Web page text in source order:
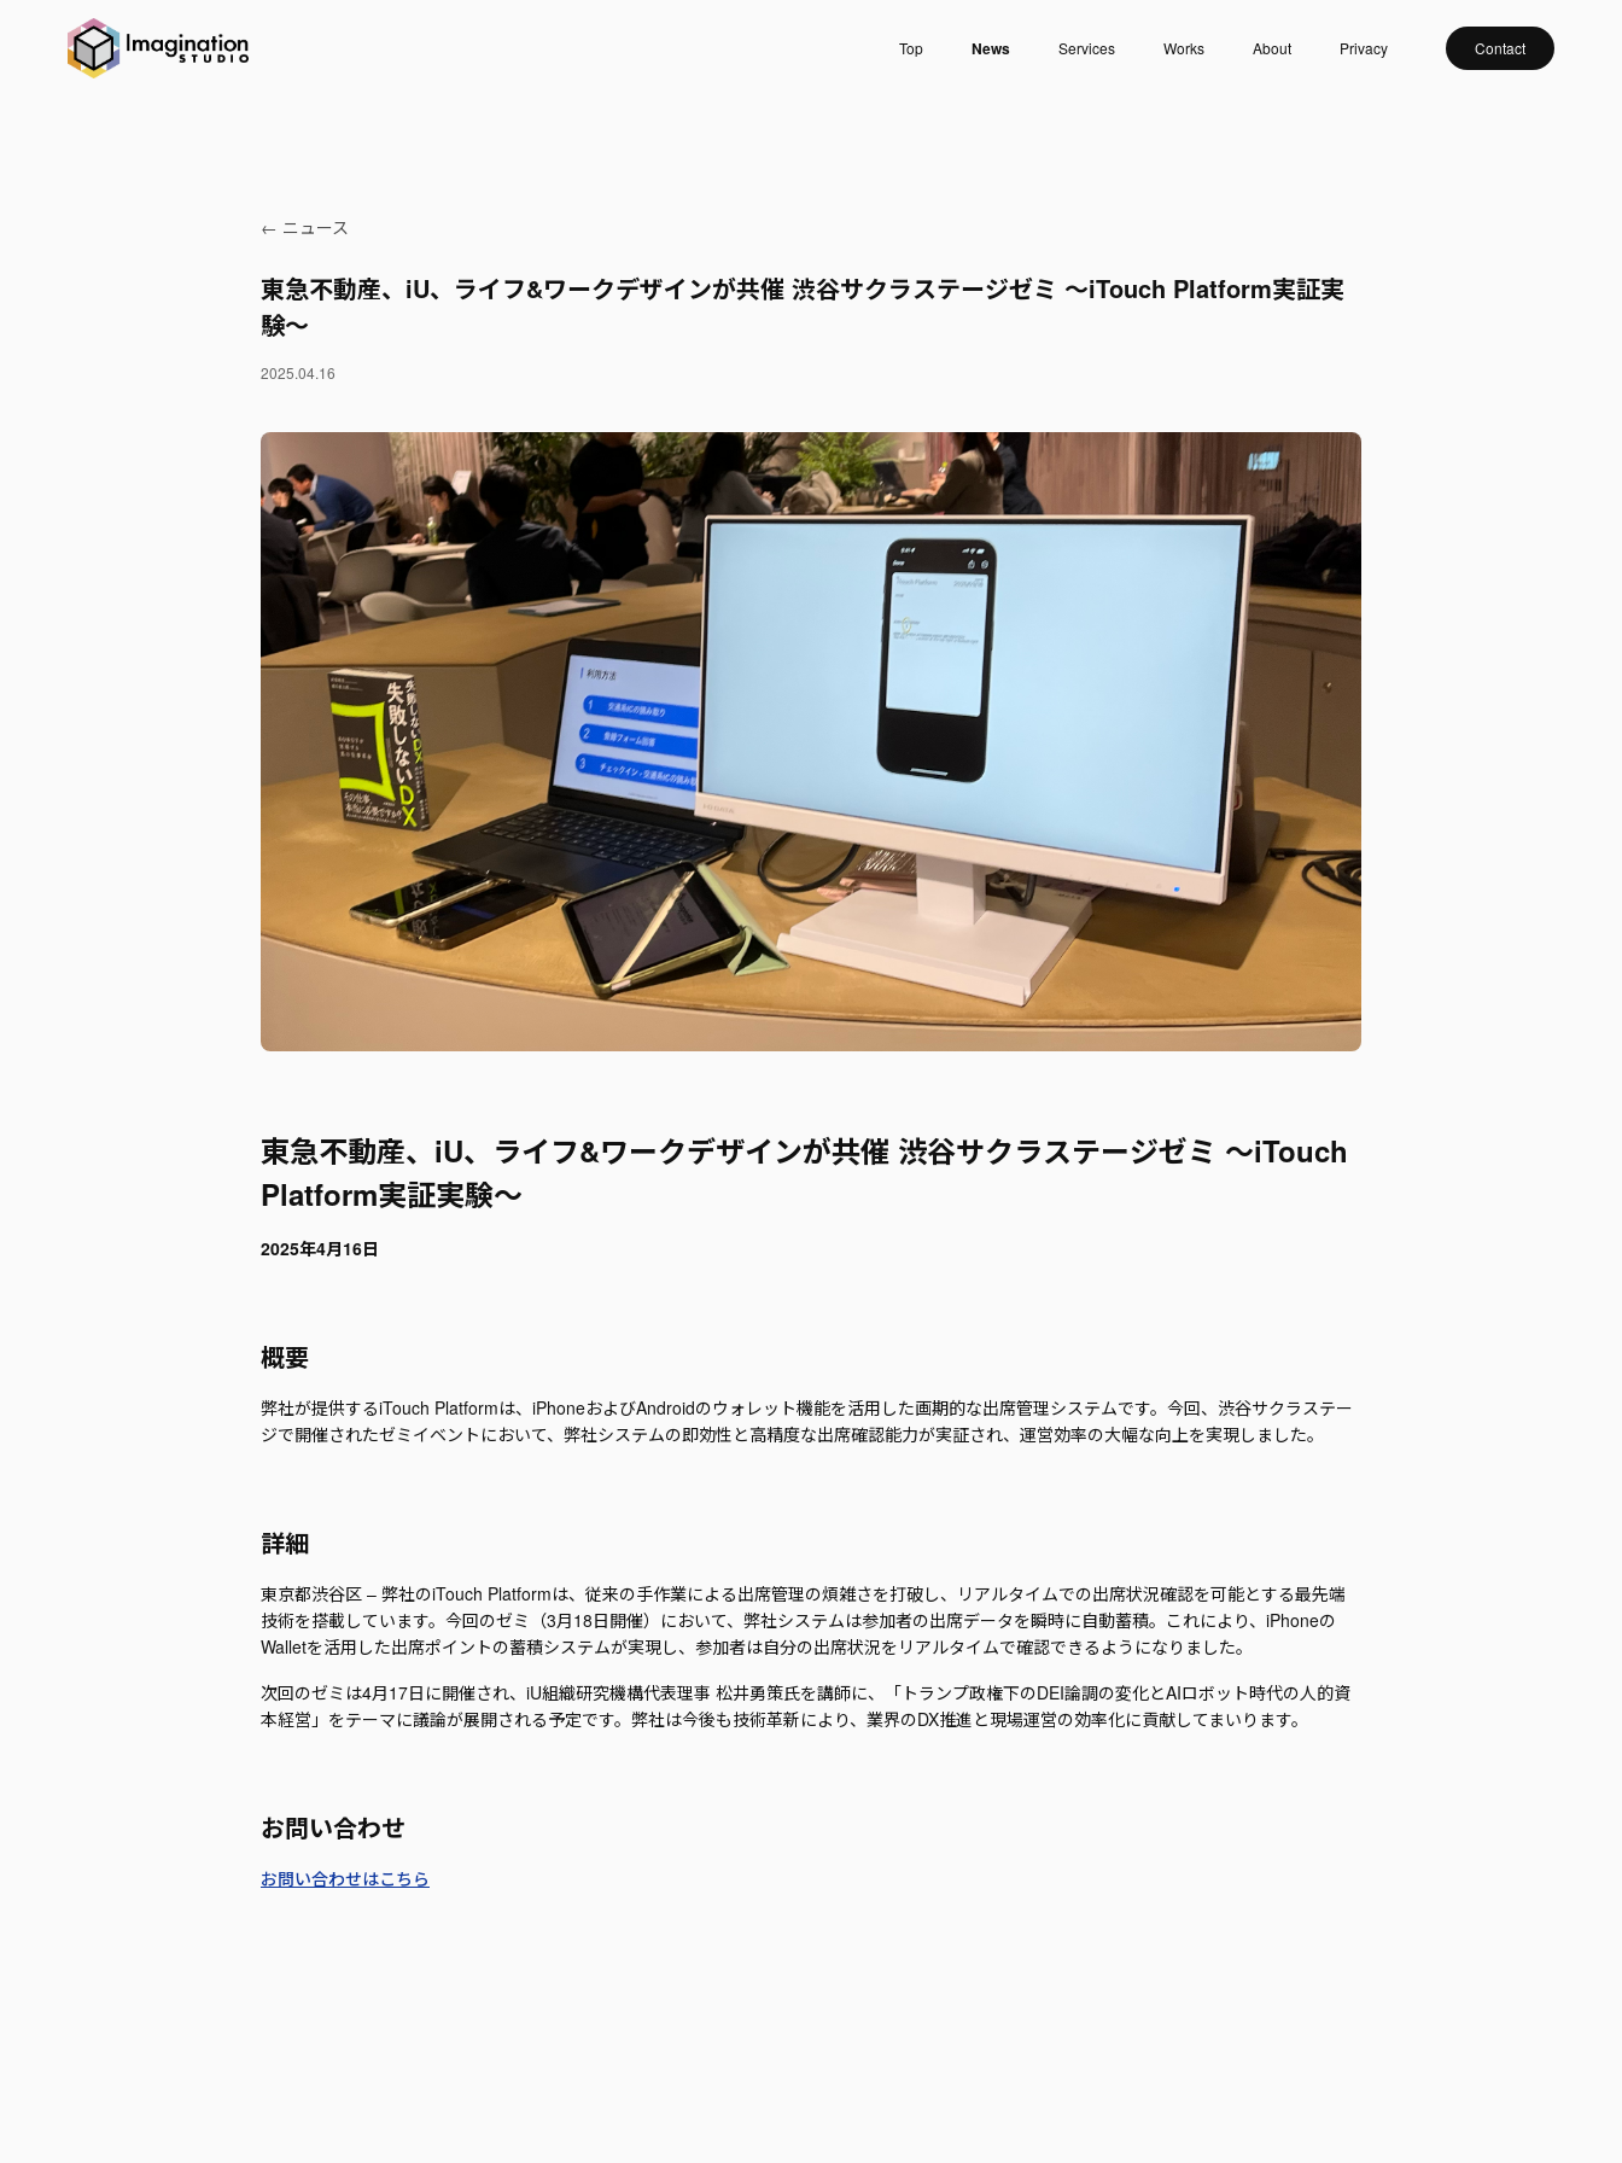
Top News Services Works About Privacy Contact
← ニュース
東急不動産、iU、ライフ&ワークデザインが共催 渋谷サクラステージゼミ ～iTouch Platform実証実
験～
2025.04.16
東急不動産、iU、ライフ&ワークデザインが共催 渋谷サクラステージゼミ ～iTouch
Platform実証実験～
2025年4月16日
概要
弊社が提供するiTouch Platformは、iPhoneおよびAndroidのウォレット機能を活用した画期的な出席管理システムです。今回、渋谷サクラステー
ジで開催されたゼミイベントにおいて、弊社システムの即効性と高精度な出席確認能力が実証され、運営効率の大幅な向上を実現しました。
詳細
東京都渋谷区 – 弊社のiTouch Platformは、従来の手作業による出席管理の煩雑さを打破し、リアルタイムでの出席状況確認を可能とする最先端
技術を搭載しています。今回のゼミ（3月18日開催）において、弊社システムは参加者の出席データを瞬時に自動蓄積。これにより、iPhoneの
Walletを活用した出席ポイントの蓄積システムが実現し、参加者は自分の出席状況をリアルタイムで確認できるようになりました。
次回のゼミは4月17日に開催され、iU組織研究機構代表理事 松井勇策氏を講師に、「トランプ政権下のDEI論調の変化とAIロボット時代の人的資
本経営」をテーマに議論が展開される予定です。弊社は今後も技術革新により、業界のDX推進と現場運営の効率化に貢献してまいります。
お問い合わせ
お問い合わせはこちら